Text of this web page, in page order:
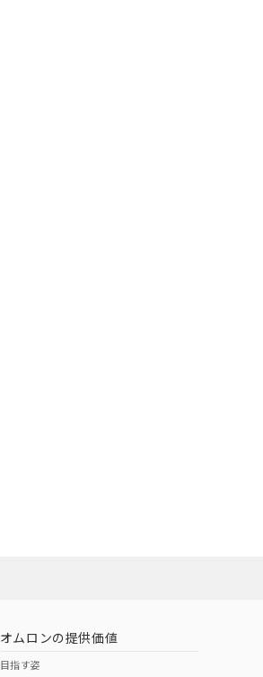
オムロンの提供価値
目指す姿